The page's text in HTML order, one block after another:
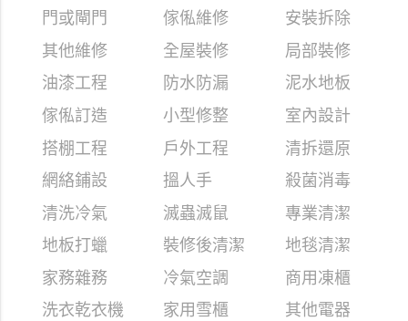
門或閘門
傢俬維修
安裝拆除
其他維修
全屋裝修
局部裝修
油漆工程
防水防漏
泥水地板
傢俬訂造
小型修整
室內設計
搭棚工程
戶外工程
清拆還原
網絡鋪設
搵人手
殺菌消毒
清洗冷氣
滅蟲滅鼠
專業清潔
地板打蠟
裝修後清潔
地毯清潔
家務雜務
冷氣空調
商用凍櫃
洗衣乾衣機
家用雪櫃
其他電器